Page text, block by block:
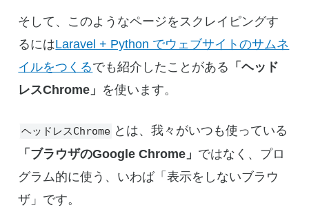
そして、このようなページをスクレイピングす
るにはLaravel + Python でウェブサイトのサムネ
イルをつくるでも紹介したことがある 「ヘッド
レスChrome」 を使います。
ヘッドレスChrome とは、我々がいつも使っている
「ブラウザのGoogle Chrome」 ではなく、プロ
グラム的に使う、いわば「表示をしないブラウ
ザ」です。